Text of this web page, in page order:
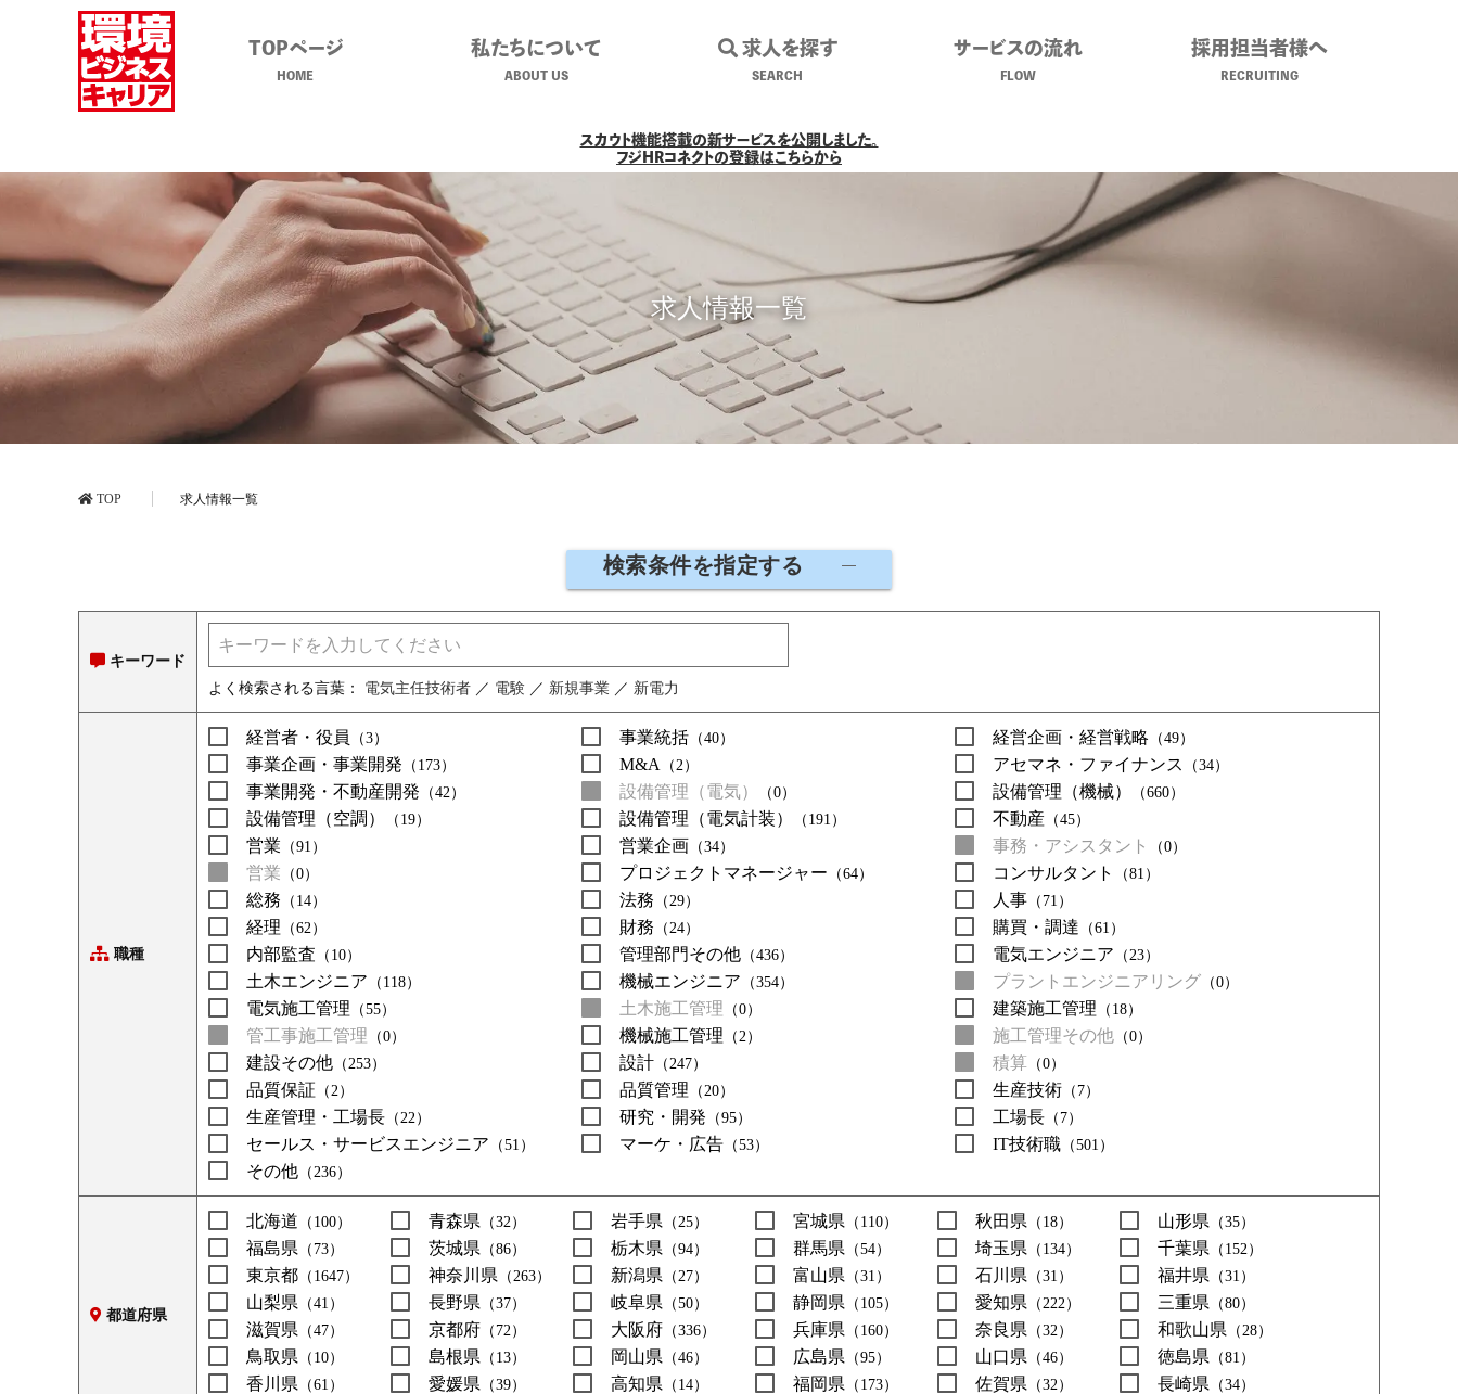
TOPページ
HOME
私たちについて
ABOUT US
求人を探す
SEARCH
サービスの流れ
FLOW
採用担当者様へ
RECRUITING
スカウト機能搭載の新サービスを公開しました。
フジHRコネクトの登録はこちらから
求人情報一覧
TOP 求人情報一覧
検索条件を指定する
キーワード
よく検索される言葉： 電気主任技術者 ／ 電験 ／ 新規事業 ／ 新電力
職種
経営者・役員 （3） 事業統括 （40） 経営企画・経営戦略 （49）
事業企画・事業開発 （173） M&A （2） アセマネ・ファイナンス （34）
事業開発・不動産開発 （42） 設備管理（電気） （0） 設備管理（機械） （660）
設備管理（空調） （19） 設備管理（電気計装） （191） 不動産 （45）
営業 （91） 営業企画 （34） 事務・アシスタント （0）
営業 （0） プロジェクトマネージャー （64） コンサルタント （81）
総務 （14） 法務 （29） 人事 （71）
経理 （62） 財務 （24） 購買・調達 （61）
内部監査 （10） 管理部門その他 （436） 電気エンジニア （23）
土木エンジニア （118） 機械エンジニア （354） プラントエンジニアリング （0）
電気施工管理 （55） 土木施工管理 （0） 建築施工管理 （18）
管工事施工管理 （0） 機械施工管理 （2） 施工管理その他 （0）
建設その他 （253） 設計 （247） 積算 （0）
品質保証 （2） 品質管理 （20） 生産技術 （7）
生産管理・工場長 （22） 研究・開発 （95） 工場長 （7）
セールス・サービスエンジニア （51） マーケ・広告 （53） IT技術職 （501）
その他 （236）
都道府県
北海道 （100） 青森県 （32） 岩手県 （25） 宮城県 （110） 秋田県 （18） 山形県 （35）
福島県 （73） 茨城県 （86） 栃木県 （94） 群馬県 （54） 埼玉県 （134） 千葉県 （152）
東京都 （1647） 神奈川県 （263） 新潟県 （27） 富山県 （31） 石川県 （31） 福井県 （31）
山梨県 （41） 長野県 （37） 岐阜県 （50） 静岡県 （105） 愛知県 （222） 三重県 （80）
滋賀県 （47） 京都府 （72） 大阪府 （336） 兵庫県 （160） 奈良県 （32） 和歌山県 （28）
鳥取県 （10） 島根県 （13） 岡山県 （46） 広島県 （95） 山口県 （46） 徳島県 （81）
香川県 （61） 愛媛県 （39） 高知県 （14） 福岡県 （173） 佐賀県 （32） 長崎県 （34）